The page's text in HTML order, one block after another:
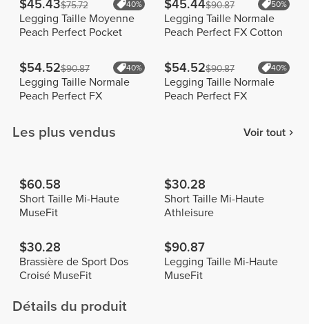
$45.43$75.72 40%
Legging Taille Moyenne
Peach Perfect Pocket
$45.44$90.87 50%
Legging Taille Normale
Peach Perfect FX Cotton
$54.52$90.87 40%
Legging Taille Normale
Peach Perfect FX
$54.52$90.87 40%
Legging Taille Normale
Peach Perfect FX
Les plus vendus Voir tout
$60.58
Short Taille Mi-Haute
MuseFit
$30.28
Short Taille Mi-Haute
Athleisure
$30.28
Brassière de Sport Dos
Croisé MuseFit
$90.87
Legging Taille Mi-Haute
MuseFit
Détails du produit